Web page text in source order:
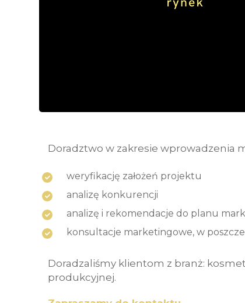
Doradztwo w zakresie wprowadzenia
weryfikację założeń projektu
analizę konkurencji
analizę i rekomendacje do planu
konsultacje marketingowe, w
Doradzaliśmy klientom z branż:
produkcyjnej.